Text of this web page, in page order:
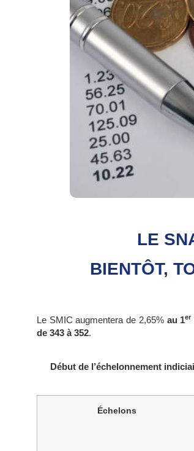
LE
BIENTÔT,
Le SMIC augmentera de 2,65% au 1er
de 343 à 352.
Début de l’échelonnement
Échelons